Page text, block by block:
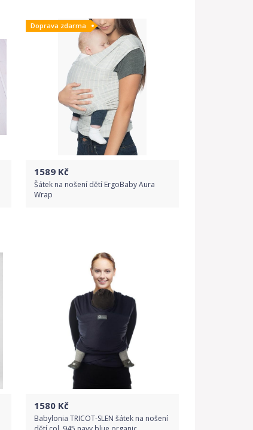
Doprava zdarma
1589 Kč
Šátek na nošení dětí ErgoBaby Aura
Wrap
Detail produktu
1580 Kč
Babylonia TRICOT-SLEN šátek na nošení